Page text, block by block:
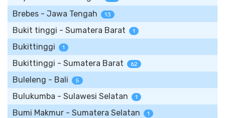
Brebes - Jawa Tengah 13
Bukit tinggi - Sumatera Barat 1
Bukittinggi 1
Bukittinggi - Sumatera Barat 62
Buleleng - Bali 5
Bulukumba - Sulawesi Selatan 1
Bumi Makmur - Sumatera Selatan 1